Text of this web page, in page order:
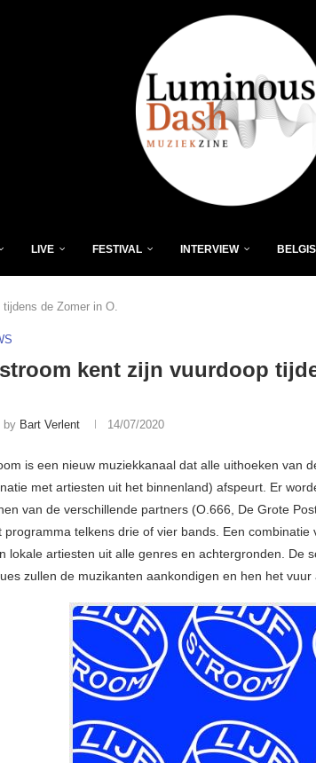
LIVE FESTIVAL INTERVIEW
de Zomer in O.
kent zijn vuurdoop
by Bart Verlent 14/07/2020
is een nieuw muziekkanaal dat alle uithoeken van
met artiesten uit het binnenland) afspeurt. Er
van de verschillende partners (O.666, De Grote
programma telkens drie of vier bands. Een combinatie
lokale artiesten uit alle genres en achtergronden. De
zullen de muzikanten aankondigen en hen het